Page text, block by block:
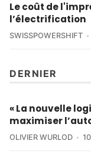
Le coût de
l’électrification
SWISSPOWERSHIFT
DERNIER
« La nouvelle
maximiser
OLIVIER WURLOD